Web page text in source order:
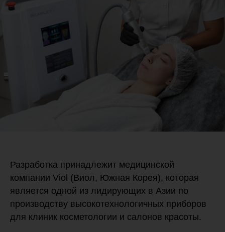
Разработка принадлежит медицинской
компании Viol (Виол, Южная Корея), которая
является одной из лидирующих в Азии по
производству высокотехнологичных приборов
для клиник косметологии и салонов красоты.